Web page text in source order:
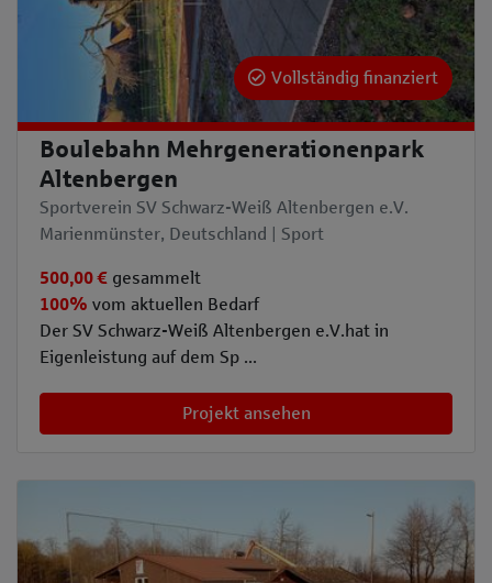
Vollständig finanziert
Boulebahn Mehrgenerationenpark
Altenbergen
Sportverein SV Schwarz-Weiß Altenbergen e.V.
Marienmünster, Deutschland | Sport
500,00 € gesammelt
100% vom aktuellen Bedarf
Der SV Schwarz-Weiß Altenbergen e.V.hat in
Eigenleistung auf dem Sp ...
Projekt ansehen